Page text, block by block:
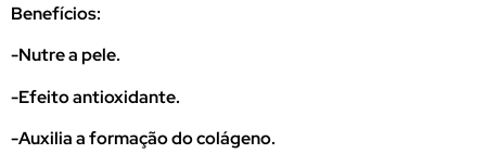
Benefícios:
-Nutre a pele.
-Efeito antioxidante.
-Auxilia a formação do colágeno.